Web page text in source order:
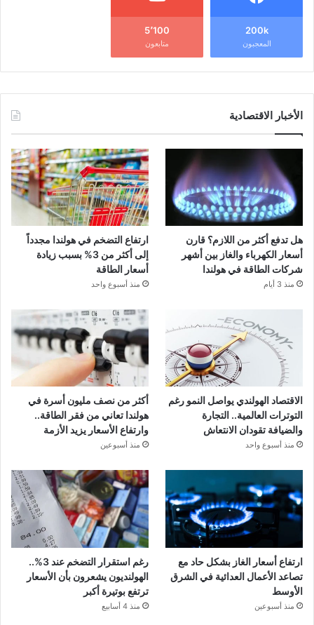
200k
المعجبون
5٬100
متابعون
الأخبار الاقتصادية
هل تدفع أكثر من اللازم؟ قارن
أسعار الكهرباء والغاز بين أشهر
شركات الطاقة في هولندا
منذ 3 أيام
ارتفاع التضخم في هولندا مجدداً
إلى أكثر من 3% بسبب زيادة
أسعار الطاقة
منذ أسبوع واحد
الاقتصاد الهولندي يواصل النمو رغم
التوترات العالمية.. التجارة
والضيافة تقودان الانتعاش
منذ أسبوع واحد
أكثر من نصف مليون أسرة في
هولندا تعاني من فقر الطاقة..
وارتفاع الأسعار يزيد الأزمة
منذ أسبوعين
ارتفاع أسعار الغاز بشكل حاد مع
تصاعد الأعمال العدائية في الشرق
الأوسط
منذ أسبوعين
رغم استقرار التضخم عند 3%..
الهولنديون يشعرون بأن الأسعار
ترتفع بوتيرة أكبر
منذ 4 أسابيع